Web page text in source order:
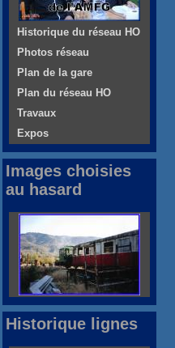
Historique du réseau HO
Photos réseau
Plan de la gare
Plan du réseau HO
Travaux
Expos
Images choisies
au hasard
Historique lignes